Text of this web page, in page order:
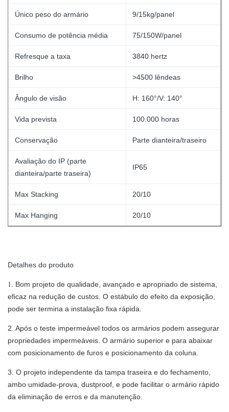
Único peso do armário 9/15kg/panel
Consumo de potência média 75/150W/panel
Refresque a taxa 3840 hertz
Brilho >4500 lêndeas
Ângulo de visão H: 160°/V: 140°
Vida prevista 100.000 horas
Conservação Parte dianteira/traseiro
Avaliação do IP (parte
dianteira/parte traseira)
IP65
Max Stacking 20/10
Max Hanging 20/10
Detalhes do produto
1. Bom projeto de qualidade, avançado e apropriado de sistema,
eficaz na redução de custos. O estábulo do efeito da exposição,
pode ser termina a instalação fixa rápida.
2. Após o teste impermeável todos os armários podem assegurar
propriedades impermeáveis. O armário superior e para abaixar
com posicionamento de furos e posicionamento da coluna.
3. O projeto independente da tampa traseira e do fechamento,
ambo umidade-prova, dustproof, e pode facilitar o armário rápido
da eliminação de erros e da manutenção.